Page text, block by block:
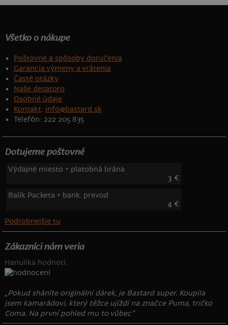
Všetko o nákupe
Poštovné a spôsoby doručenia
Garancia výmeny a vrátenia
Časté otázky
Naše desatoro
Osobné údaje
Kontakt: info@bastard.sk
Telefón: 222 205 835
Dotujeme poštovné
Výdajné miesto + platobná brána
3 €
Balík Packeta + bank. prevod
4 €
Podrobnejšie tu
Zákazníci nám veria
Hanulika hodnotí:
„Pokud sháníte originální dárek, je Bastard super. Koupila
jsem kamarádovi, který těžce ujíždí na značce Puma, tričko
Coma. Na první pohled mu to vůbec“